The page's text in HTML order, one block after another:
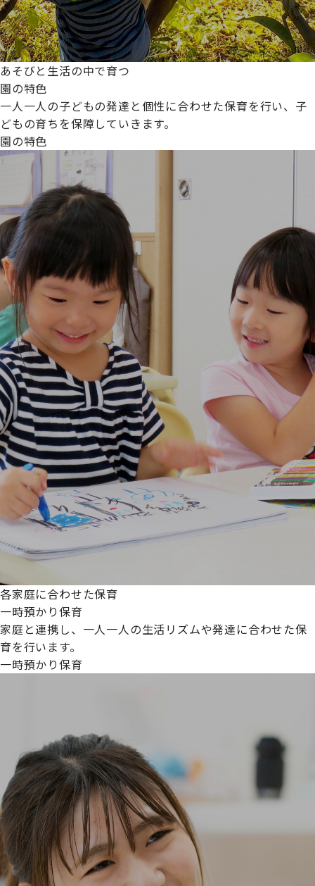
あそびと生活の中で育つ
園の特色
一人一人の子どもの発達と個性に合わせた保育を行い、子
どもの育ちを保障していきます。
園の特色
各家庭に合わせた保育
一時預かり保育
家庭と連携し、一人一人の生活リズムや発達に合わせた保
育を行います。
一時預かり保育